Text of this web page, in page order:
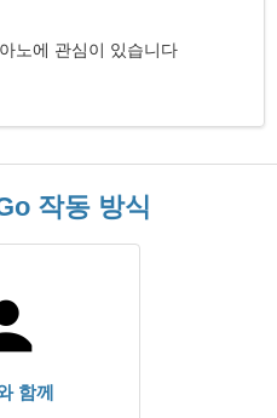
노에 관심이 있습니다
작동 방식
함께